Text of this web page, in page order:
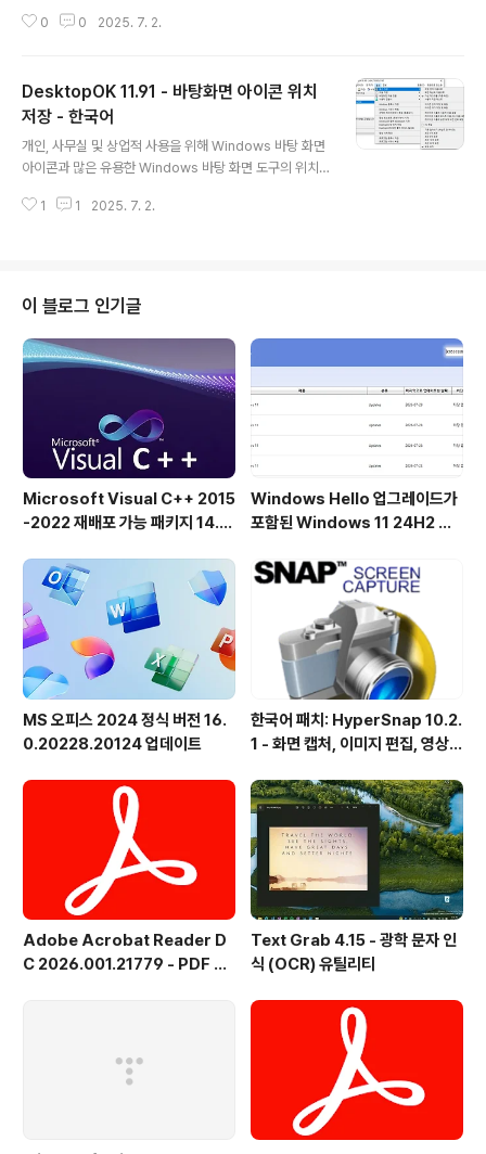
한 옵션을 제공합니다.Fort는 Win7 이상 버전용으로 설계
용자를 위한 사용자 지정 옵션을 제공합니다. Fort Firew
all은 설치 후 “자동 학습” 모드로 작동합니다.자체 커널:
WFP 기반의 자체 커널 드라이버를 사용하여 Fort Firew
all은 네트워크 트래픽을 효율적이고 안전하게 필터링하여
높은 성능과 안정성을 보장할 수 있습니다.이 접근 방식은
Fort Firewall의 고급 기능을 위한 견고한 기반을 제..
0 0 2025. 7. 2.
DesktopOK 11.91 - 바탕화면 아이콘 위치
저장 - 한국어
개인, 사무실 및 상업적 사용을 위해 Windows 바탕 화면
아이콘과 많은 유용한 Windows 바탕 화면 도구의 위치
자주 변경해야 하는 사용자에게 작지만 효과적인 솔루션입
다. 아이콘 저장뿐만 아니라,이 프로그램은 모든 Window
s OS에서 일상적인 작업을 위한 다른 유용한 기능도 제공
합니다!DesktopOK의 주요 기능◆ 각 화면 해상도에 대
해 좋아하는 아이콘 위치를 저장합니다.◆ Windows 용
유용한 데스크톱 도구◆ 화면의 모든 창을 쉽게 최소화◆
1 1 2025. 7. 2.
이 블로그 인기글
Microsoft Visual C++ 2015
-2022 재배포 가능 패키지 14.5
Windows Hello 업그레이드가
포함된 Windows 11 24H2 및
출시
MS 오피스 2024 정식 버전 16.
0.20228.20124 업데이트
한국어 패치: HyperSnap 10.2.
1 - 화면 캡처, 이미지 편집, 영상
Adobe Acrobat Reader D
C 2026.001.21779 - PDF 뷰
Text Grab 4.15 - 광학 문자 인
식 (OCR) 유틸리티